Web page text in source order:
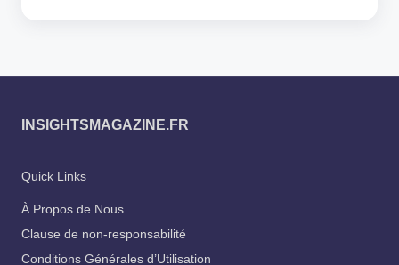
INSIGHTSMAGAZINE.FR
Quick Links
À Propos de Nous
Clause de non-responsabilité
Conditions Générales d’Utilisation